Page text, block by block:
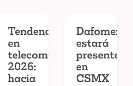
Tendencias
en
telecomunicaciones
2026:
hacia
Dafomex
estará
presente
en
CSMX